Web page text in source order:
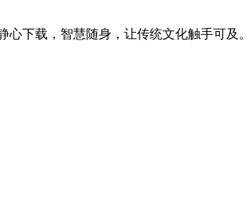
下载，智慧随身，让传统文化触手可及。